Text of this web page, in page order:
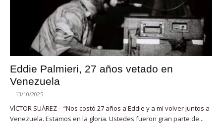
Eddie Palmieri, 27 años vetado en
Venezuela
- 13/10/2025
VÍCTOR SUÁREZ - “Nos costó 27 años a Eddie y a mí volver juntos a
Venezuela. Estamos en la gloria. Ustedes fueron gran parte de...